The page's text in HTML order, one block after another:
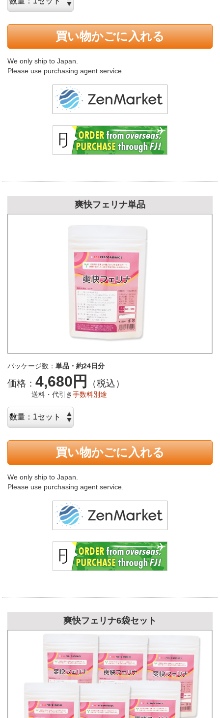
買い物かごに入れる
We only ship to Japan.
Please use purchasing agent service.
爽快フェリナ単品
パッケージ数： 単品・約24日分
価格： 4,680円 （税込）
送料・代引き手数料別途
買い物かごに入れる
We only ship to Japan.
Please use purchasing agent service.
爽快フェリナ6袋セット